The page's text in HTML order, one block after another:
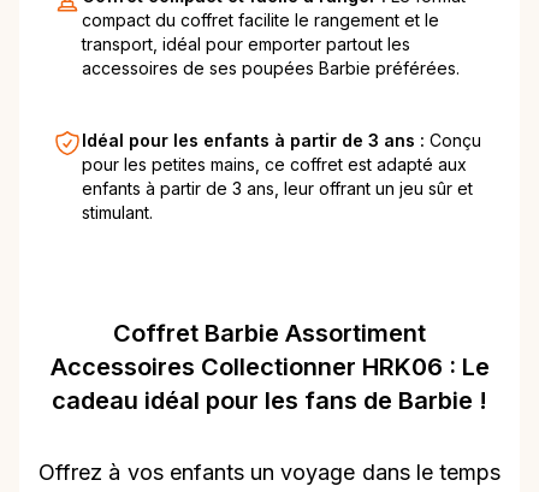
compact du coffret facilite le rangement et le
transport, idéal pour emporter partout les
accessoires de ses poupées Barbie préférées.
Idéal pour les enfants à partir de 3 ans : Conçu
pour les petites mains, ce coffret est adapté aux
enfants à partir de 3 ans, leur offrant un jeu sûr et
stimulant.
Coffret Barbie Assortiment
Accessoires Collectionner HRK06 : Le
cadeau idéal pour les fans de Barbie !
Offrez à vos enfants un voyage dans le temps